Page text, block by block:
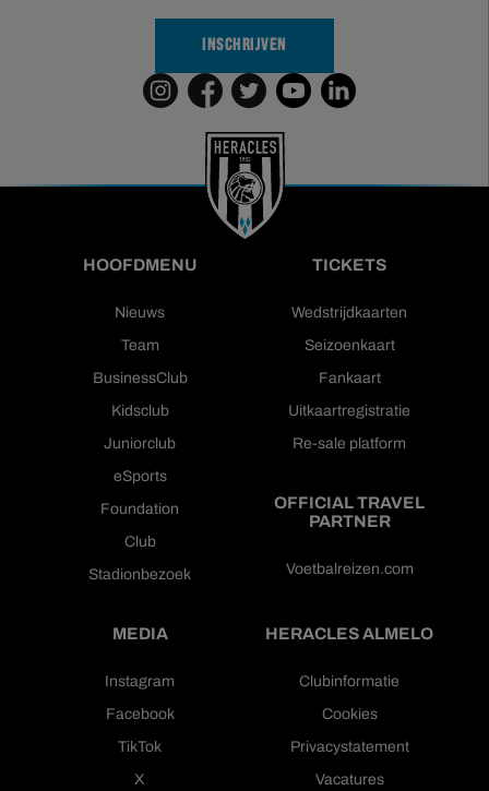
INSCHRIJVEN
HOOFDMENU
Nieuws
Team
BusinessClub
Kidsclub
Juniorclub
eSports
Foundation
Club
Stadionbezoek
TICKETS
Wedstrijdkaarten
Seizoenkaart
Fankaart
Uitkaartregistratie
Re-sale platform
OFFICIAL TRAVEL
PARTNER
Voetbalreizen.com
MEDIA
Instagram
Facebook
TikTok
X
HERACLES ALMELO
Clubinformatie
Cookies
Privacystatement
Vacatures